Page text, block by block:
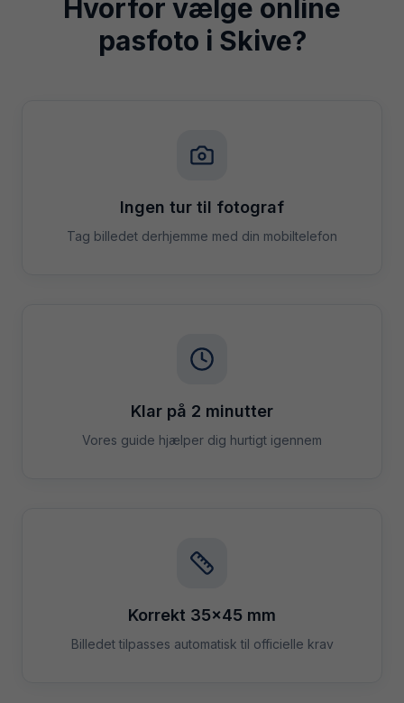
Hvorfor vælge online
pasfoto i Skive?
Ingen tur til fotograf
Tag billedet derhjemme med din mobiltelefon
Klar på 2 minutter
Vores guide hjælper dig hurtigt igennem
Korrekt 35×45 mm
Billedet tilpasses automatisk til officielle krav